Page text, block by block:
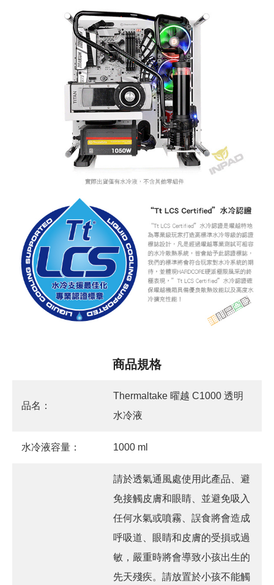
商品規格
品名：
Thermaltake 曜越 C1000 透明
水冷液
水冷液容量： 1000 ml
請於透氣通風處使用此產品、避
免接觸皮膚和眼睛、並避免吸入
任何水氣或噴霧、誤食將會造成
呼吸道、眼睛和皮膚的受損或過
敏，嚴重時將會導致小孩出生的
先天殘疾。請放置於小孩不能觸